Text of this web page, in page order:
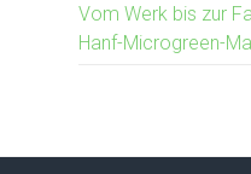
Vom Werk bis zur
Hanf-Microgreen-